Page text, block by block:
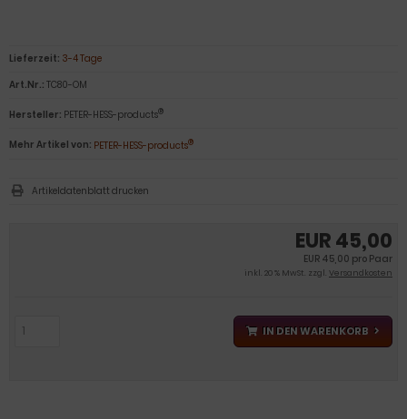
EUR 45,00
EUR 45,00 pro Paar
inkl. 20 % MwSt. zzgl. Versandkosten
IN DEN WARENKORB
Lieferzeit: 3-4 Tage
Art.Nr.: TC80-OM
Hersteller: PETER-HESS-products®
Mehr Artikel von: PETER-HESS-products®
Artikeldatenblatt drucken